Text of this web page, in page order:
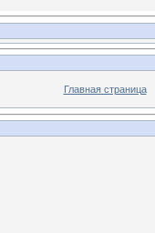
Главная страница